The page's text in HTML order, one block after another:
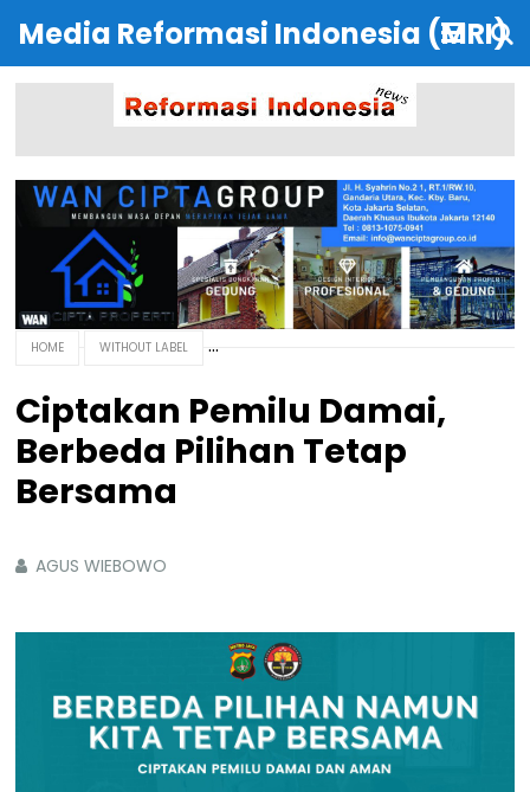
Media Reformasi Indonesia (MRI)
HOME WITHOUT LABEL
Ciptakan Pemilu Damai,
Berbeda Pilihan Tetap
Bersama
AGUS WIEBOWO